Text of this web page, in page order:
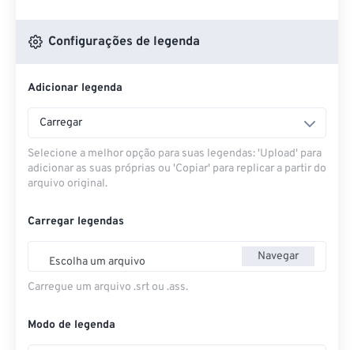
Configurações de legenda
Adicionar legenda
Carregar
Selecione a melhor opção para suas legendas: 'Upload' para
adicionar as suas próprias ou 'Copiar' para replicar a partir do
arquivo original.
Carregar legendas
Escolha um arquivo Navegar
Carregue um arquivo .srt ou .ass.
Modo de legenda